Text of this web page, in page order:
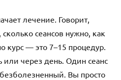
лечение. Говорит,
сеансов нужно, как
курс — это 7–15 процедур.
через день. Один сеанс
Вы просто